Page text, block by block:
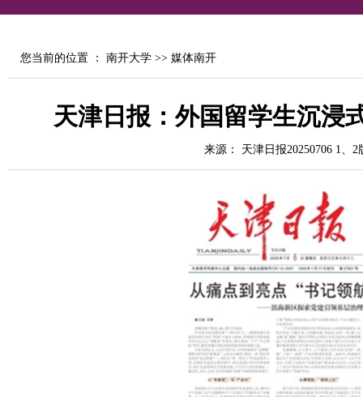
您当前的位置 ： 南开大学 >> 媒体南开
天津日报：外国留学生沉浸
来源： 天津日报20250706 1、2